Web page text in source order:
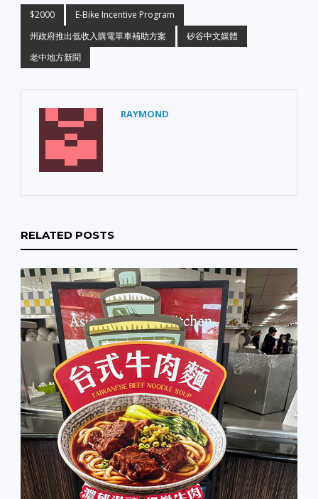
$2000
E-Bike Incentive Program
州政府推出低收入購電單車補助方案
矽谷中文媒體
老中地方新聞
RAYMOND
RELATED POSTS